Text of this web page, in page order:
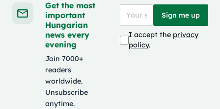
Get the most
important
Hungarian
news every
evening
Join 7000+
readers
worldwide.
Unsubscribe
anytime.
Sign me up
I accept the privacy
policy.